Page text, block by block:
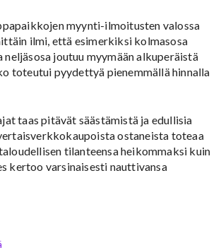
myynti-ilmoitusten valossa
ilmi, että esimerkiksi kolmasosa
joutuu myymään alkuperäistä
toteutui pyydettyä pienemmällä hinnalla
taas pitävät säästämistä ja edullisia
ostaneista toteaa
tilanteensa heikommaksi kuin
kertoo varsinaisesti nauttivansa